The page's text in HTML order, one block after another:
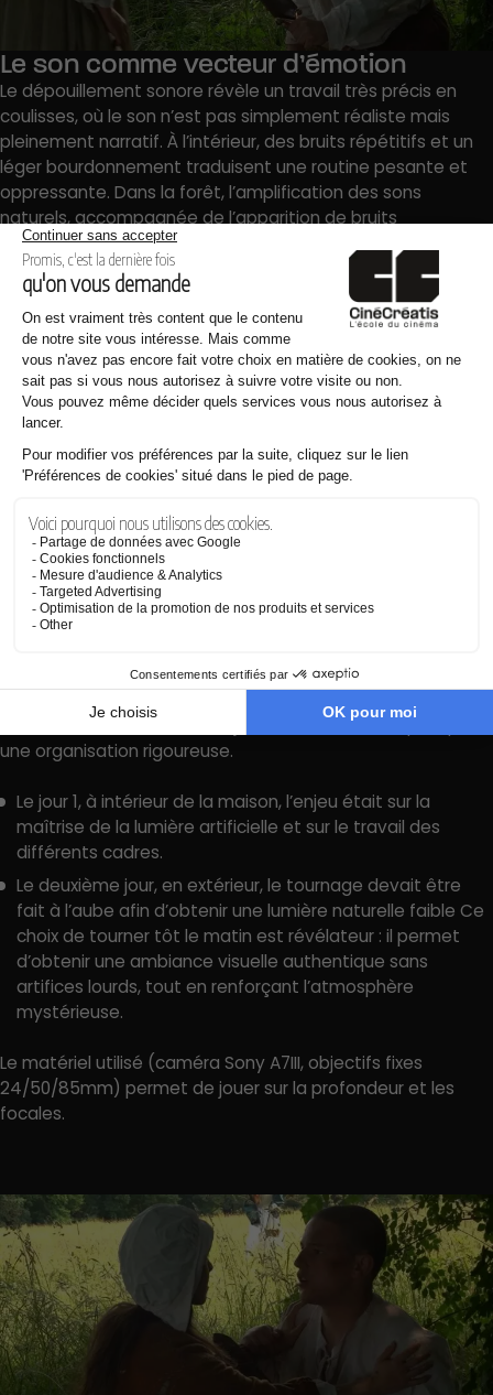
Le son comme vecteur d’émotion
Le dépouillement sonore révèle un travail très précis en
coulisses, où le son n’est pas simplement réaliste mais
pleinement narratif. À l’intérieur, des bruits répétitifs et un
léger bourdonnement traduisent une routine pesante et
oppressante. Dans la forêt, l’amplification des sons
naturels, accompagnée de l’apparition de bruits
inquiétants, installe progressivement une montée de
l’angoisse. La musique, construite autour de cordes
frottées, épouse quant à elle l’état psychologique de Guy :
lente et lourde, elle souligne la tension familiale, puis
s’intensifie en un crescendo lors de la peur et de la fuite,
avant de s’apaiser dans la révélation finale.
Un tournage contraint mais maîtrisé
Le film a été tourné en deux jours seulement, ce qui impose
une organisation rigoureuse.
Le jour 1, à intérieur de la maison, l’enjeu était sur la
maîtrise de la lumière artificielle et sur le travail des
différents cadres.
Le deuxième jour, en extérieur, le tournage devait être
fait à l’aube afin d’obtenir une lumière naturelle faible Ce
choix de tourner tôt le matin est révélateur : il permet
d’obtenir une ambiance visuelle authentique sans
artifices lourds, tout en renforçant l’atmosphère
mystérieuse.
Le matériel utilisé (caméra Sony A7III, objectifs fixes
24/50/85mm) permet de jouer sur la profondeur et les
focales.